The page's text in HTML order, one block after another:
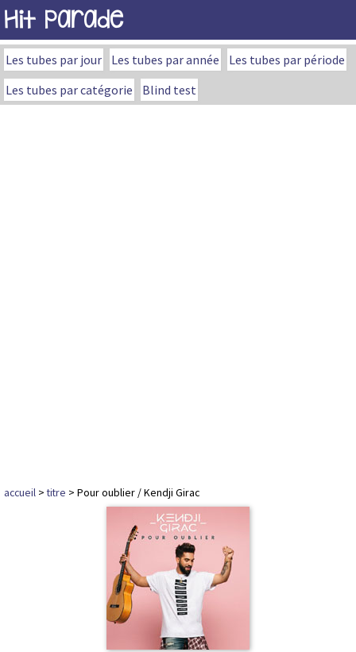
Hit Parade
Les tubes par jour Les tubes par année
Les tubes par période
Les tubes par catégorie
Blind test
accueil >titre > Pour oublier / Kendji Girac